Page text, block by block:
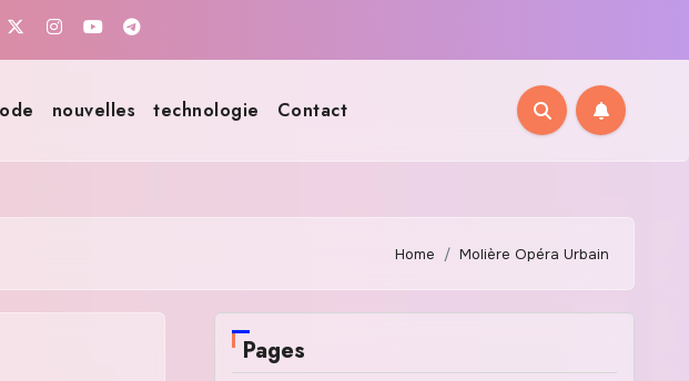
nouvelles technologie Contact
Home Molière Opéra Urbain
Pages